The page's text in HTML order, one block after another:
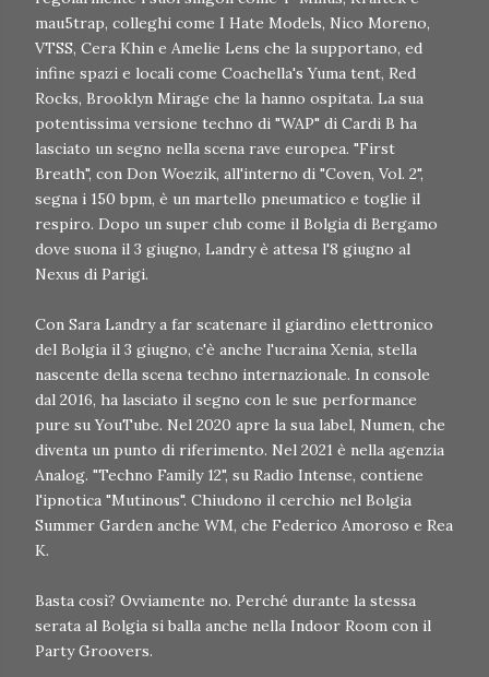
mau5trap, colleghi come I Hate Models, Nico Moreno,
VTSS, Cera Khin e Amelie Lens che la supportano, ed
infine spazi e locali come Coachella's Yuma tent, Red
Rocks, Brooklyn Mirage che la hanno ospitata. La sua
potentissima versione techno di "WAP" di Cardi B ha
lasciato un segno nella scena rave europea. "First
Breath", con Don Woezik, all'interno di "Coven, Vol. 2",
segna i 150 bpm, è un martello pneumatico e toglie il
respiro. Dopo un super club come il Bolgia di Bergamo
dove suona il 3 giugno, Landry è attesa l'8 giugno al
Nexus di Parigi.
Con Sara Landry a far scatenare il giardino elettronico
del Bolgia il 3 giugno, c'è anche l'ucraina Xenia, stella
nascente della scena techno internazionale. In console
dal 2016, ha lasciato il segno con le sue performance
pure su YouTube. Nel 2020 apre la sua label, Numen, che
diventa un punto di riferimento. Nel 2021 è nella agenzia
Analog. "Techno Family 12", su Radio Intense, contiene
l'ipnotica "Mutinous". Chiudono il cerchio nel Bolgia
Summer Garden anche WM, che Federico Amoroso e Rea
K.
Basta così? Ovviamente no. Perché durante la stessa
serata al Bolgia si balla anche nella Indoor Room con il
Party Groovers.